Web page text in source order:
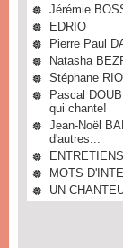
Jérémie
EDRIO
Pierre Paul
Natasha
Stéphane
Pascal
qui chante!
Jean-Noël
d'autres...
ENTRETIENS
MOTS
UN